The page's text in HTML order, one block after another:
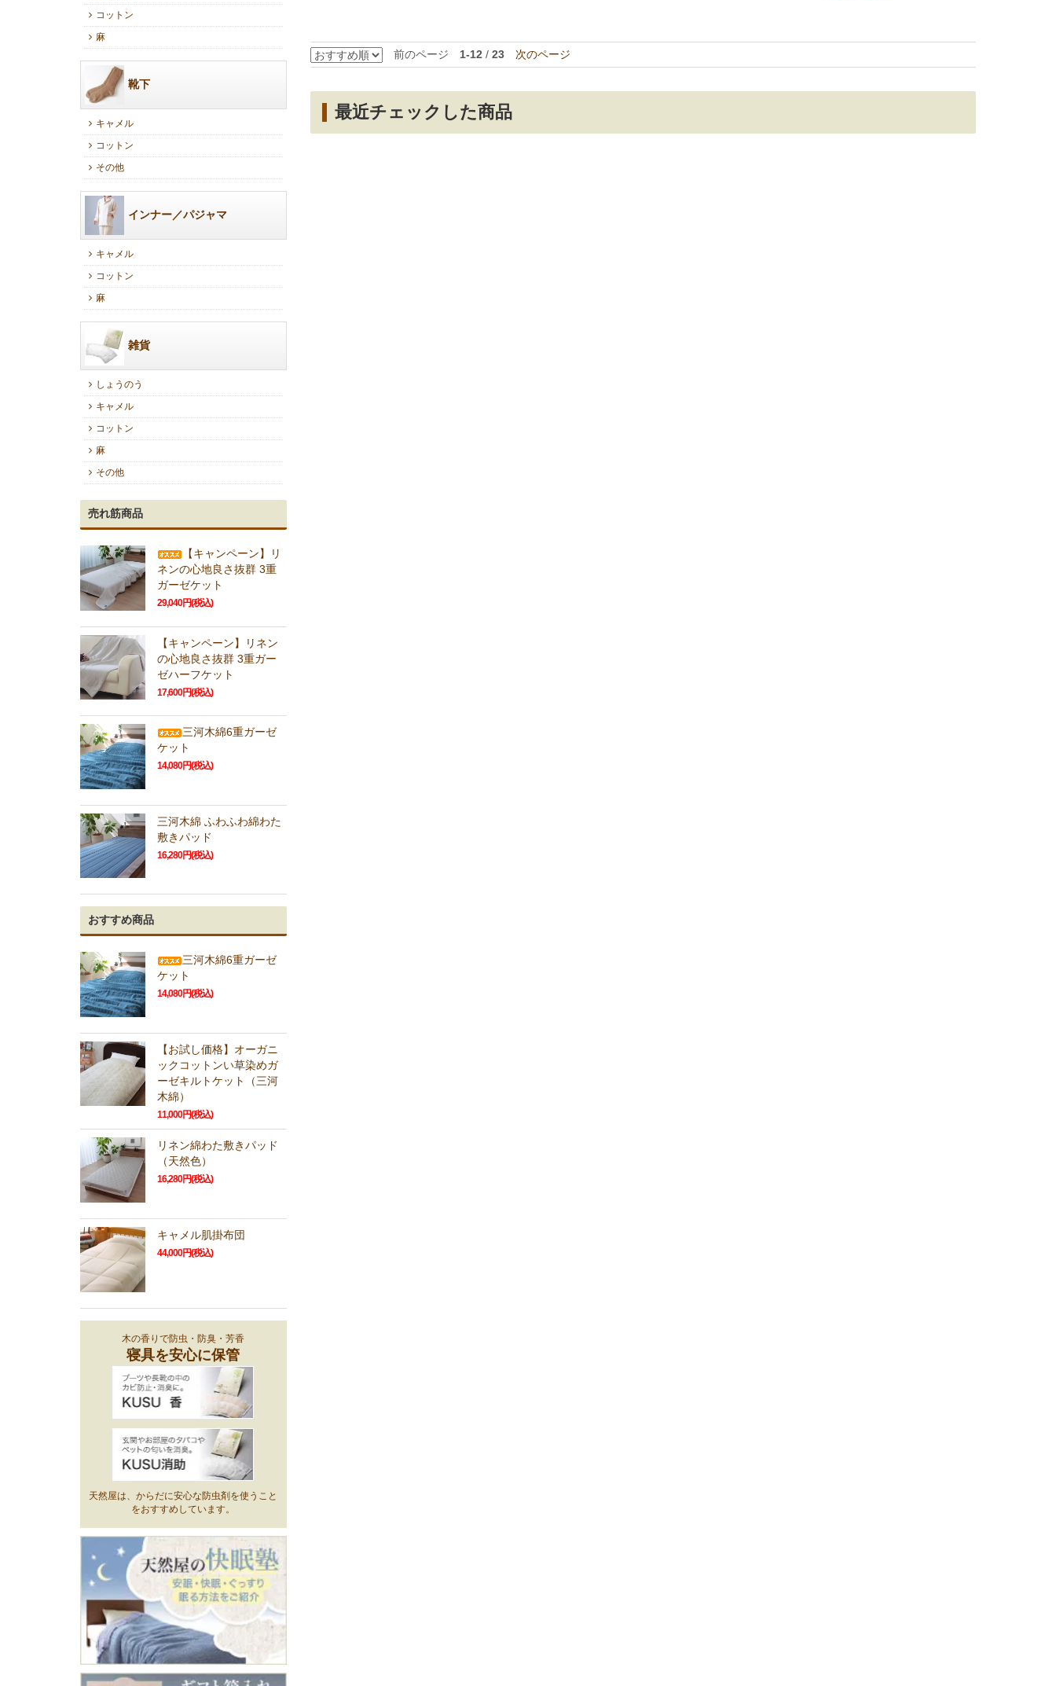
前のページ 1-12 / 23 次のページ
最近チェックした商品
コットン
麻
靴下
キャメル
コットン
その他
インナー／パジャマ
キャメル
コットン
麻
雑貨
しょうのう
キャメル
コットン
麻
その他
売れ筋商品
【キャンペーン】リ
ネンの心地良さ抜群 3重
ガーゼケット
29,040円(税込)
【キャンペーン】リネン
の心地良さ抜群 3重ガー
ゼハーフケット
17,600円(税込)
三河木綿6重ガーゼ
ケット
14,080円(税込)
三河木綿 ふわふわ綿わた
敷きパッド
16,280円(税込)
おすすめ商品
三河木綿6重ガーゼ
ケット
14,080円(税込)
【お試し価格】オーガニ
ックコットンい草染めガ
ーゼキルトケット（三河
木綿）
11,000円(税込)
リネン綿わた敷きパッド
（天然色）
16,280円(税込)
キャメル肌掛布団
44,000円(税込)
木の香りで防虫・防臭・芳香
寝具を安心に保管
天然屋は、からだに安心な防虫剤を使うこと
をおすすめしています。